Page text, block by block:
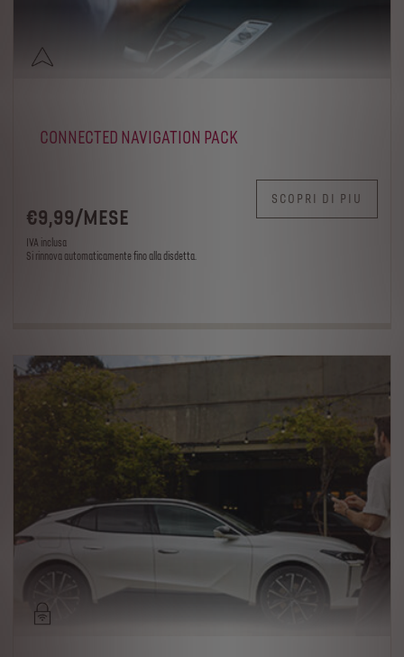
CONNECTED NAVIGATION PACK
€9,99/MESE
IVA inclusa
Si rinnova automaticamente fino alla disdetta.
SCOPRI DI PIU